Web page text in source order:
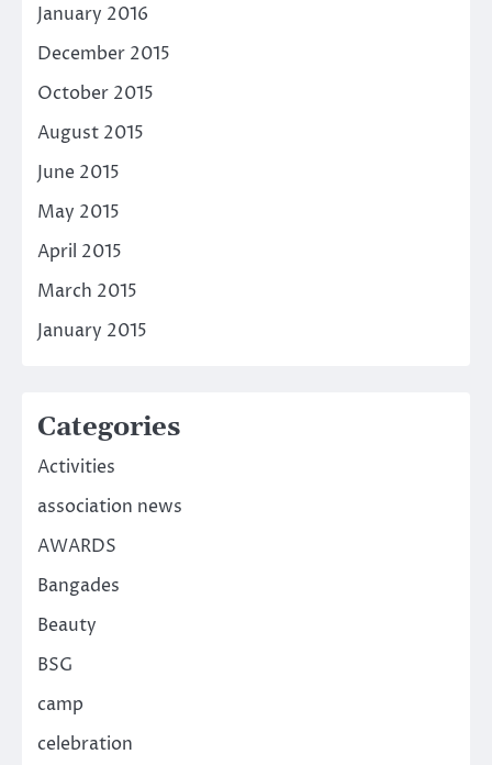
January 2016
December 2015
October 2015
August 2015
June 2015
May 2015
April 2015
March 2015
January 2015
Categories
Activities
association news
AWARDS
Bangades
Beauty
BSG
camp
celebration